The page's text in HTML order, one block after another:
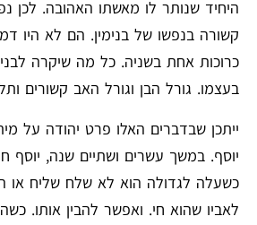
היחיד שנותר לו מאשתו האהובה. לכן
קשורה בנפשו של בנימין. הם לא היו
כרוכות אחת בשניה. כל מה שיקרה
בעצמו. גורל הבן וגורל האב קשורים
ייתכן שבדברים האלו פרט יהודה על
יוסף. במשך עשרים ושתיים שנה, יוסף
כשעלה לגדולה הוא לא שלח שליח או
לאביו שהוא חי. ואפשר להבין אותו.